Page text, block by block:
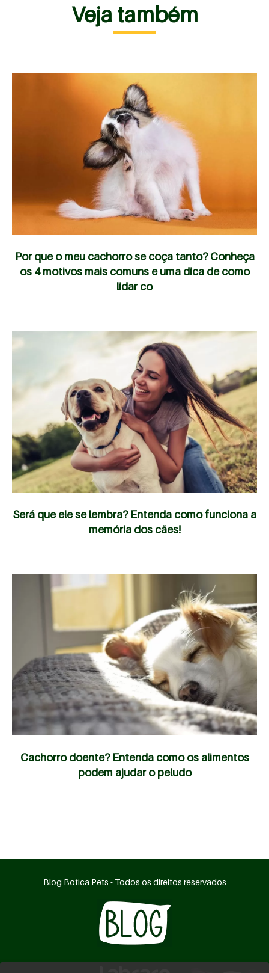
Veja também
Por que o meu cachorro se coça tanto? Conheça
os 4 motivos mais comuns e uma dica de como
lidar co
Será que ele se lembra? Entenda como funciona a
memória dos cães!
Cachorro doente? Entenda como os alimentos
podem ajudar o peludo
Blog Botica Pets - Todos os direitos reservados